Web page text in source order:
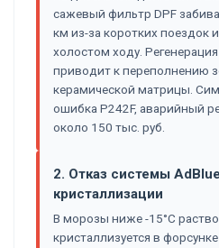
сажевый фильтр DPF
км из-за коротких поездок
холостом ходу. Регенерация
приводит к переполнению
керамической матрицы.
ошибка P242F, аварийный
около 150 тыс. руб.
2. Отказ системы
кристаллизации
В морозы ниже -15°C
кристаллизуется в